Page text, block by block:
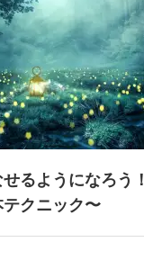
るようになろう
テクニック〜